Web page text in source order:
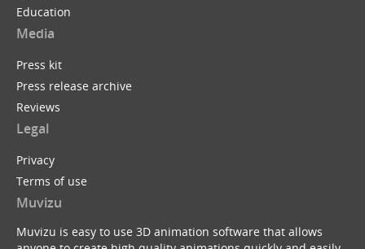
Education
Media
Press kit
Press release archive
Reviews
Legal
Privacy
Terms of use
Muvizu
Muvizu is easy to use 3D animation software that allows